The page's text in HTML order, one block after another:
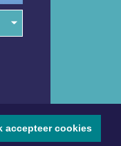
accepteer cookies